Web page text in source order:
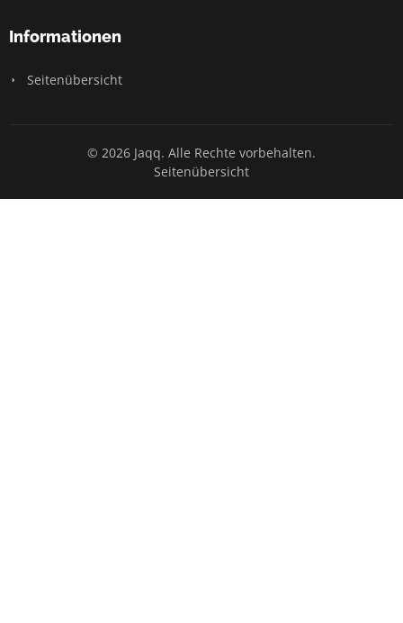
Informationen
Seitenübersicht
© 2026 Jaqq. Alle Rechte vorbehalten.
Seitenübersicht